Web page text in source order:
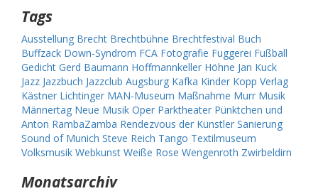
Tags
Ausstellung Brecht Brechtbühne Brechtfestival Buch
Buffzack Down-Syndrom FCA Fotografie Fuggerei Fußball
Gedicht Gerd Baumann Hoffmannkeller Höhne Jan Kuck
Jazz Jazzbuch Jazzclub Augsburg Kafka Kinder Kopp Verlag
Kästner Lichtinger MAN-Museum Maßnahme Murr Musik
Männertag Neue Musik Oper Parktheater Pünktchen und
Anton RambaZamba Rendezvous der Künstler Sanierung
Sound of Munich Steve Reich Tango Textilmuseum
Volksmusik Webkunst Weiße Rose Wengenroth Zwirbeldirn
Monatsarchiv